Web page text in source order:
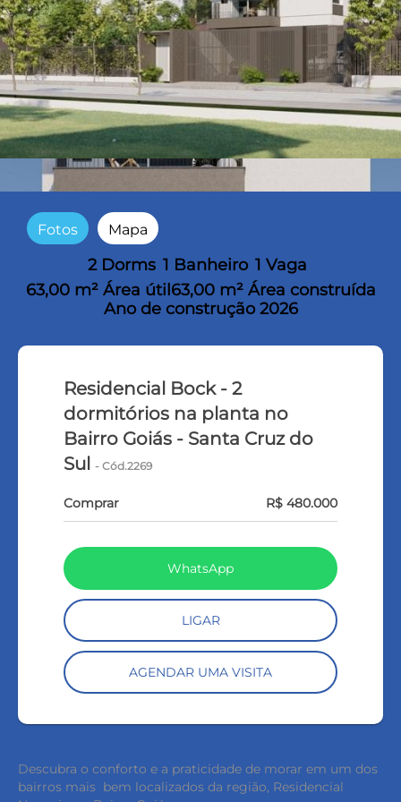
Fotos Mapa
2 Dorms 1 Banheiro 1 Vaga
63,00 m² Área útil 63,00 m² Área construída
Ano de construção 2026
Residencial Bock - 2
dormitórios na planta no
Bairro Goiás - Santa Cruz do
Sul - Cód.2269
Comprar R$ 480.000
WhatsApp
LIGAR
AGENDAR UMA VISITA
Descubra o conforto e a praticidade de morar em um dos
bairros mais bem localizados da região, Residencial